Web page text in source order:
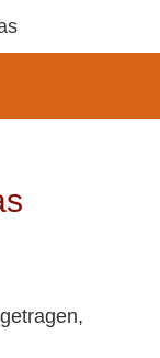
getragen,